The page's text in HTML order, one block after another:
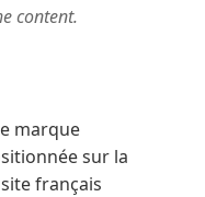
content.
marque
sur la
français